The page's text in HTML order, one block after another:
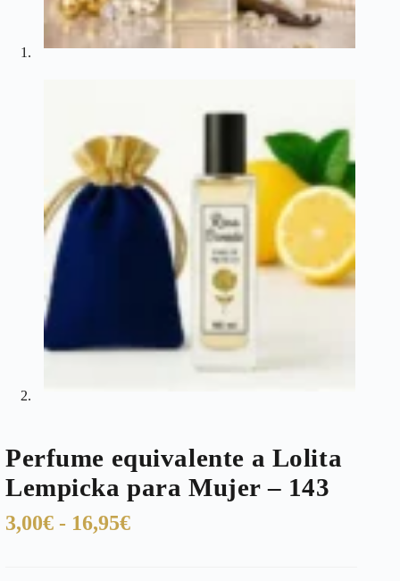
Perfume equivalente a Lolita
Lempicka para Mujer – 143
3,00€ - 16,95€Rango